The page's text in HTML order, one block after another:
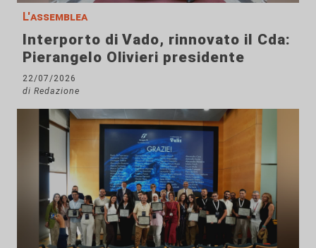
L'assemblea
Interporto di Vado, rinnovato il Cda:
Pierangelo Olivieri presidente
22/07/2026
di Redazione